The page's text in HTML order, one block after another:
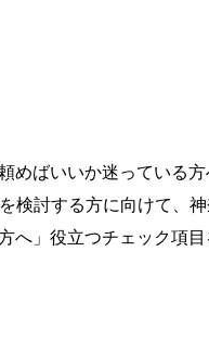
めばいいか迷っている
検討する方に向けて、
へ」役立つチェック項